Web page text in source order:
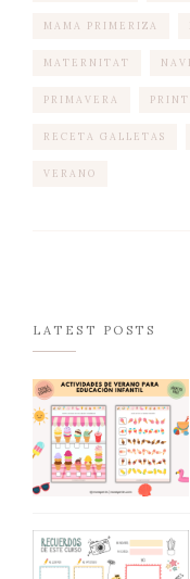
MAMA PRIMERIZA
MATERNITAT
PRIMAVERA
RECETA GALLETAS
VERANO
LATEST POSTS